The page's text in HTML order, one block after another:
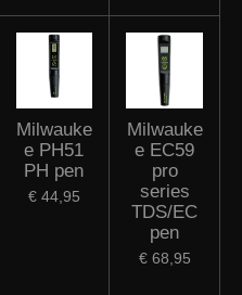
Milwauke
e PH51
PH pen
€ 44,95
Milwauke
e EC59
pro
series
TDS/EC
pen
€ 68,95